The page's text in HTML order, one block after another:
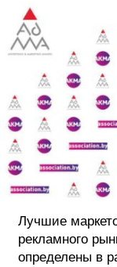
Лучшие
рекламного
определены в